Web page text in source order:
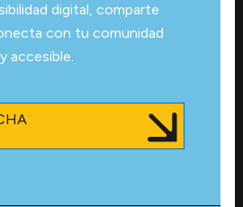
digital, comparte
con tu comunidad
accesible.